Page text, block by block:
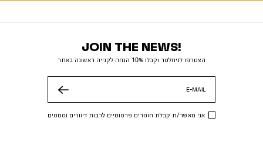
JOIN THE NEWS!
הצטרפו לניוזלטר וקבלו 10% הנחה לקנייה ראשונה באתר
E-MAIL
אני מאשר/ת קבלת חומרים פרסומיים לרבות דיוורים וסמסים